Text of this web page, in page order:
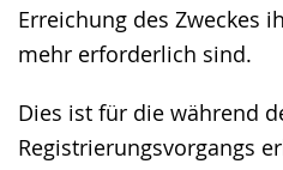
Erreichung des Zweckes
mehr erforderlich sind.
Dies ist für die während
Registrierungsvorgangs